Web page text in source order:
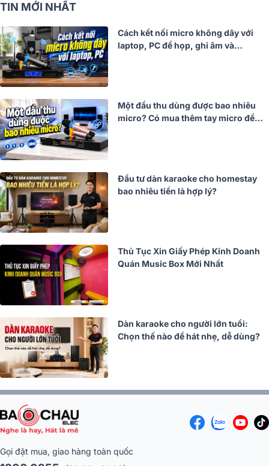
TIN MỚI NHẤT
Cách kết nối micro không dây với
laptop, PC để họp, ghi âm và
Một đầu thu dùng được bao nhiêu
micro? Có mua thêm tay micro để
Đầu tư dàn karaoke cho homestay
bao nhiêu tiền là hợp lý?
Thủ Tục Xin Giấy Phép Kinh Doanh
Quán Music Box Mới Nhất
Dàn karaoke cho người lớn tuổi:
Chọn thế nào để hát nhẹ, dễ dùng?
Gọi đặt mua, giao hàng toàn quốc